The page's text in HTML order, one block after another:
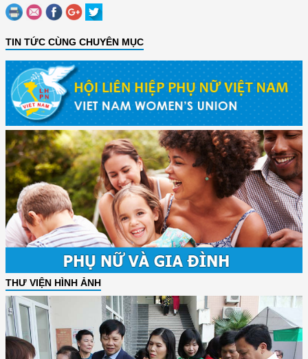
TIN TỨC CÙNG CHUYÊN MỤC
THƯ VIỆN HÌNH ẢNH